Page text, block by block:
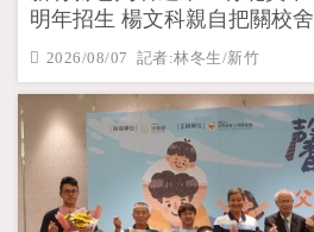
明年招生 楊文科親自把關校
2026/08/07 記者:林冬生/新竹